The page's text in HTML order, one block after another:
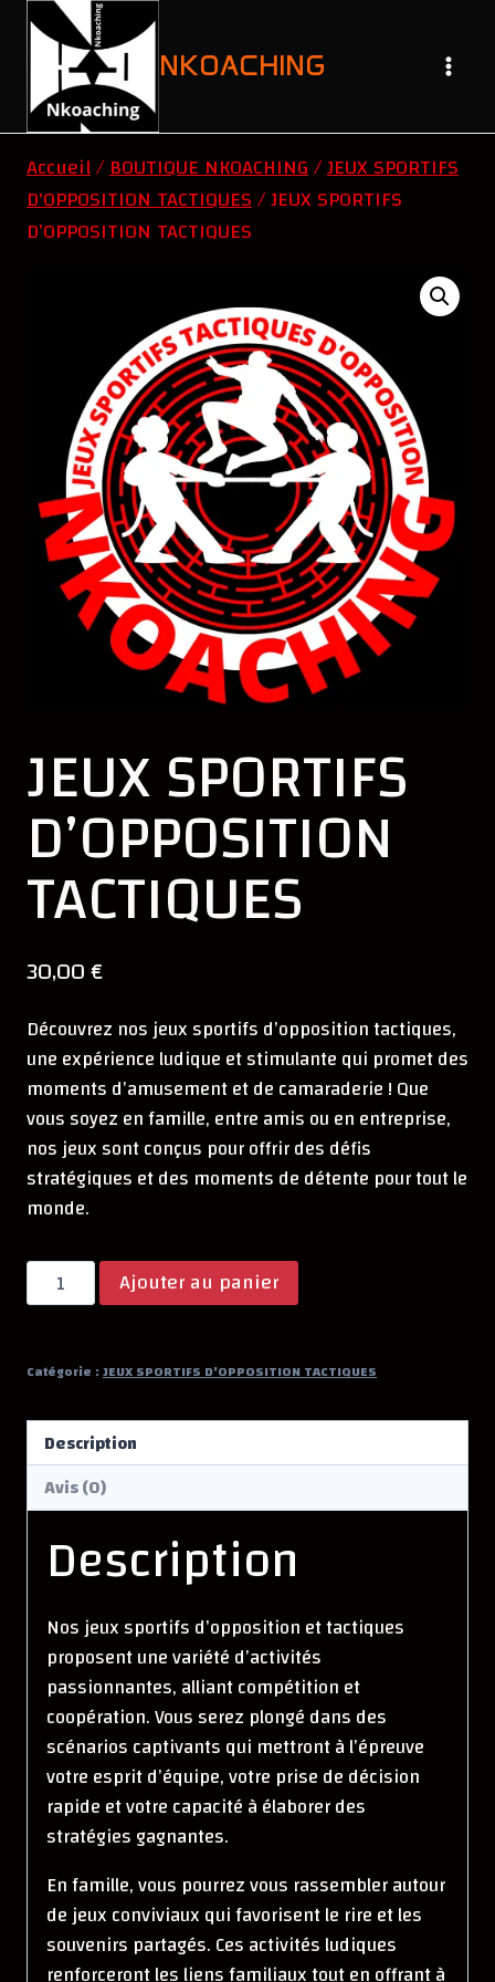
Aller
contenu
NKOACHING
Accueil/BOUTIQUE NKOACHING/JEUX SPORTIFS
D'OPPOSITION TACTIQUES/JEUX SPORTIFS
D’OPPOSITION TACTIQUES
JEUX SPORTIFS
D’OPPOSITION
TACTIQUES
30,00€
Découvrez nos jeux sportifs d’opposition tactiques,
une expérience ludique et stimulante qui promet des
moments d’amusement et de camaraderie ! Que
vous soyez en famille, entre amis ou en entreprise,
nos jeux sont conçus pour offrir des défis
stratégiques et des moments de détente pour tout le
monde.
quantité
de
SPORTIFS
TACTIQUES
Ajouter au panier
Catégorie :JEUX SPORTIFS D'OPPOSITION TACTIQUES
Description
Avis (0)
Description
Nos jeux sportifs d’opposition et tactiques
proposent une variété d’activités
passionnantes, alliant compétition et
coopération. Vous serez plongé dans des
scénarios captivants qui mettront à l’épreuve
votre esprit d’équipe, votre prise de décision
rapide et votre capacité à élaborer des
stratégies gagnantes.
En famille, vous pourrez vous rassembler autour
de jeux conviviaux qui favorisent le rire et les
souvenirs partagés. Ces activités ludiques
renforceront les liens familiaux tout en offrant à